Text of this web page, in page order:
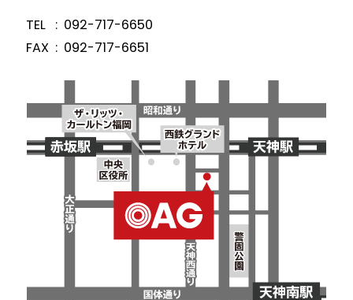
TEL
092-717-6650
FAX
092-717-6651